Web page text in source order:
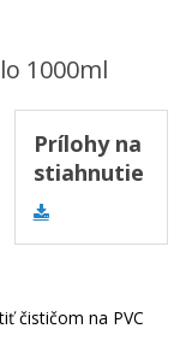
1000ml
Prílohy na
stiahnutie
čističom na PVC